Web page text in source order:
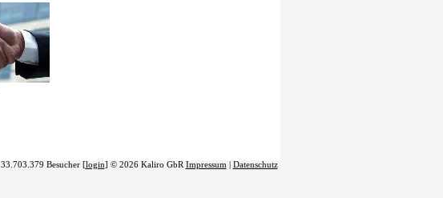
33.703.379 Besucher [login] © 2026 Kaliro GbR Impressum Datenschutz